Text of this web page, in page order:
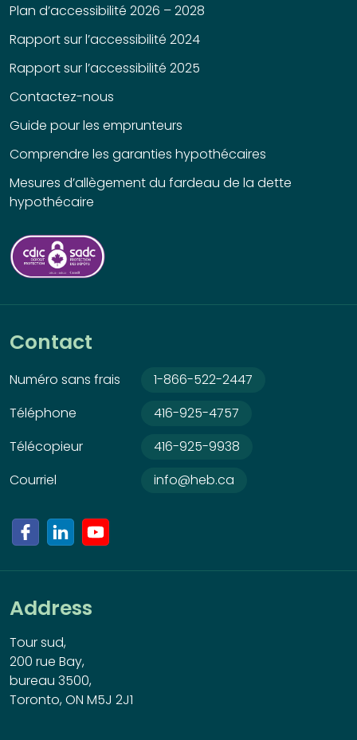
Plan d’accessibilité 2026 – 2028
Rapport sur l’accessibilité 2024
Rapport sur l’accessibilité 2025
Contactez-nous
Guide pour les emprunteurs
Comprendre les garanties hypothécaires
Mesures d’allègement du fardeau de la dette
hypothécaire
Contact
Numéro sans frais
1-866-522-2447
Téléphone
416-925-4757
Télécopieur
416-925-9938
Courriel
info@heb.ca
Address
Tour sud,
200 rue Bay,
bureau 3500,
Toronto, ON M5J 2J1